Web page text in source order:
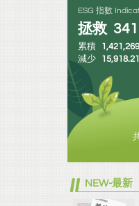
ESG 指數
拯救
累積 1,421,269
減少
15,918.21
NEW-最新